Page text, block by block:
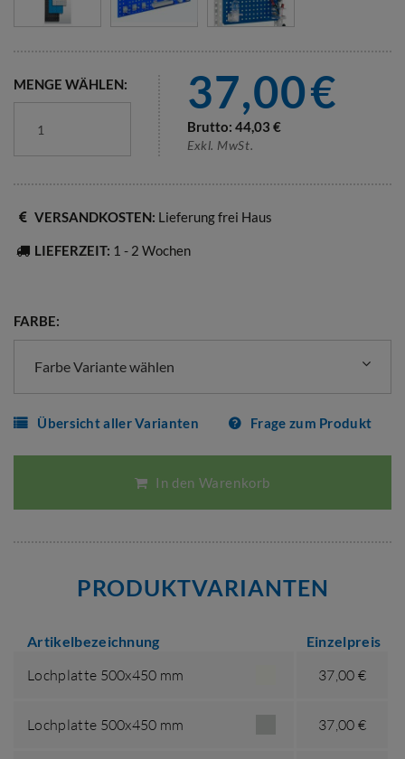
MENGE WÄHLEN: 37,00€
Brutto: 44,03 €
Exkl. MwSt.
VERSANDKOSTEN: Lieferung frei Haus
LIEFERZEIT: 1 - 2 Wochen
FARBE:
Farbe Variante wählen
Übersicht aller Varianten Frage zum Produkt
In den Warenkorb
PRODUKTVARIANTEN
Artikelbezeichnung Einzelpreis
Lochplatte 500x450 mm 37,00 €
Lochplatte 500x450 mm 37,00 €